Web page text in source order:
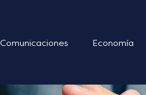
Comunicaciones Economía